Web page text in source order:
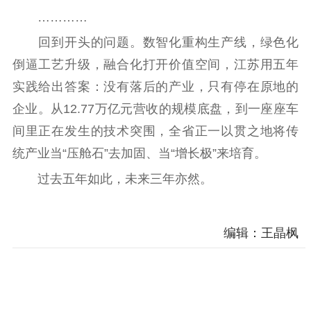
…………
回到开头的问题。数智化重构生产线，绿色化
倒逼工艺升级，融合化打开价值空间，江苏用五年
实践给出答案：没有落后的产业，只有停在原地的
企业。从12.77万亿元营收的规模底盘，到一座座车
间里正在发生的技术突围，全省正一以贯之地将传
统产业当“压舱石”去加固、当“增长极”来培育。
过去五年如此，未来三年亦然。
编辑：王晶枫